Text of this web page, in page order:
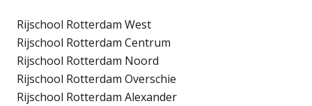
Rijschool Rotterdam West
Rijschool Rotterdam Centrum
Rijschool Rotterdam Noord
Rijschool Rotterdam Overschie
Rijschool Rotterdam Alexander